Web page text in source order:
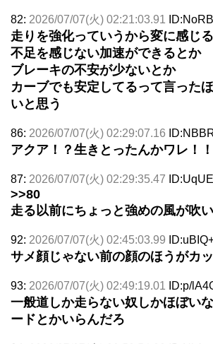
82: 2026/07/07(火) 02:21:03.91
走りを強化っていうから変に感じ
不足を感じない加速ができるとか
ブレーキの不安が少ないとか
カーブでも安定してるって言った
いと思う
86: 2026/07/07(火) 02:29:07.16
アクア！？生きとったんかワレ！！
87: 2026/07/07(火) 02:29:35.47
>>80
走る以前にちょっと強めの風が吹
92: 2026/07/07(火) 02:45:03.99
サメ顔じゃない前の顔のほうがカ
93: 2026/07/07(火) 02:49:19.01 ID:p/
一般道しか走らない奴しかほぼい
ードとかいらんだろ